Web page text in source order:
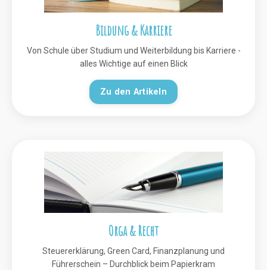
Bildung & Karriere
Von Schule über Studium und Weiterbildung bis Karriere -
alles Wichtige auf einen Blick
Zu den Artikeln
Orga & Recht
Steuererklärung, Green Card, Finanzplanung und
Führerschein – Durchblick beim Papierkram